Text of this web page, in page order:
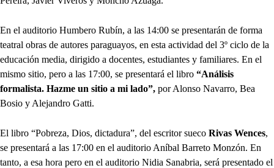
En el auditorio Humbero Rubín, a las 14:00 se presentarán de forma
teatral obras de autores paraguayos, en esta actividad del 3º ciclo de la
educación media, dirigido a docentes, estudiantes y familiares. En el
mismo sitio, pero a las 17:00, se presentará el libro “Análisis
formalista. Hazme un sitio a mi lado”, por Alonso Navarro, Bea
Bosio y Alejandro Gatti.
El libro “Pobreza, Dios, dictadura”, del escritor sueco Rivas Wences,
se presentará a las 17:00 en el auditorio Aníbal Barreto Monzón. En
tanto, a esa hora pero en el auditorio Nidia Sanabria, será presentado el